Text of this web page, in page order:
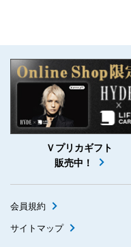
会員規約
サイトマップ
Ｖプリカギフト
販売中！